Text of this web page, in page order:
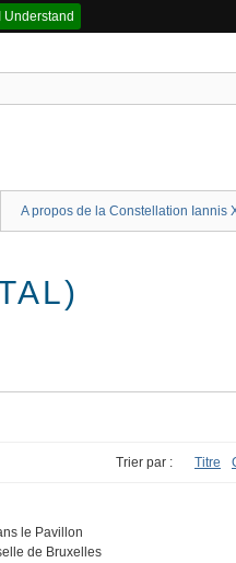
I Understand
A propos de la Constellation Iannis
Trier par : Titre
le Pavillon
de Bruxelles